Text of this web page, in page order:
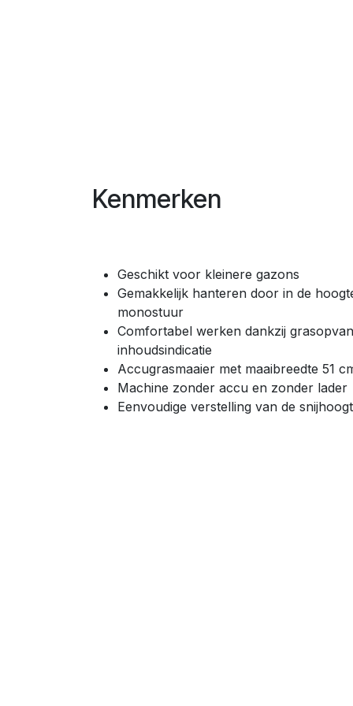
Kenmerken
Geschikt voor kleinere gazons
Gemakkelijk hanteren door in de
monostuur
Comfortabel werken dankzij
inhoudsindicatie
Accugrasmaaier met maaibreedte 51
Machine zonder accu en zonder lader
Eenvoudige verstelling van de